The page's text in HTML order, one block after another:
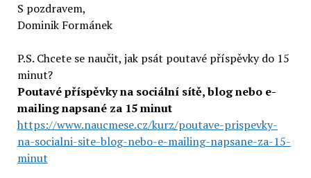
S pozdravem,
Dominik Formánek
P.S. Chcete se naučit, jak psát poutavé příspěvky do 15
minut?
Poutavé příspěvky na sociální sítě, blog nebo e-
mailing napsané za 15 minut
https://www.naucmese.cz/kurz/poutave-prispevky-
na-socialni-site-blog-nebo-e-mailing-napsane-za-15-
minut